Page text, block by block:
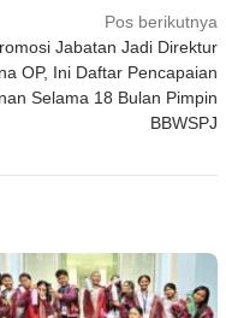
Pos berikutnya
Jabatan Jadi Direktur
OP, Ini Daftar Pencapaian
Selama 18 Bulan Pimpin
BBWSPJ